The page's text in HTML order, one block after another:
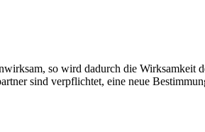
so wird dadurch die Wirksamkeit
sind verpflichtet, eine neue